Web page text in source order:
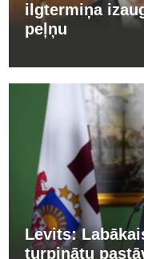
ilgtermiņa
peļņu
Levits:
turpinātu